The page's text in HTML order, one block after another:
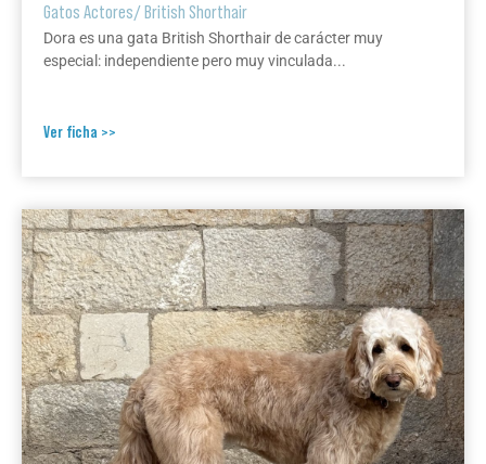
Gatos Actores/British Shorthair
Dora es una gata British Shorthair de carácter muy
especial: independiente pero muy vinculada...
Ver ficha >>